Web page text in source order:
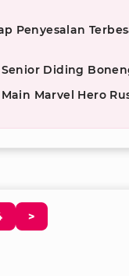
Penyesalan
Diding
Marvel Hero
>